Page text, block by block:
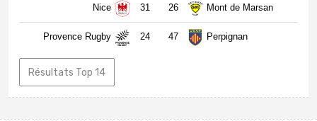
Nice 31 26 Mont de Marsan
Provence Rugby 24 47 Perpignan
Résultats Top 14